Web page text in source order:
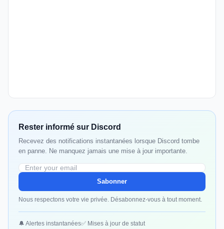
Rester informé sur Discord
Recevez des notifications instantanées lorsque Discord tombe
en panne. Ne manquez jamais une mise à jour importante.
Sabonner
Nous respectons votre vie privée. Désabonnez-vous à tout moment.
🔔 Alertes instantanées✅ Mises à jour de statut